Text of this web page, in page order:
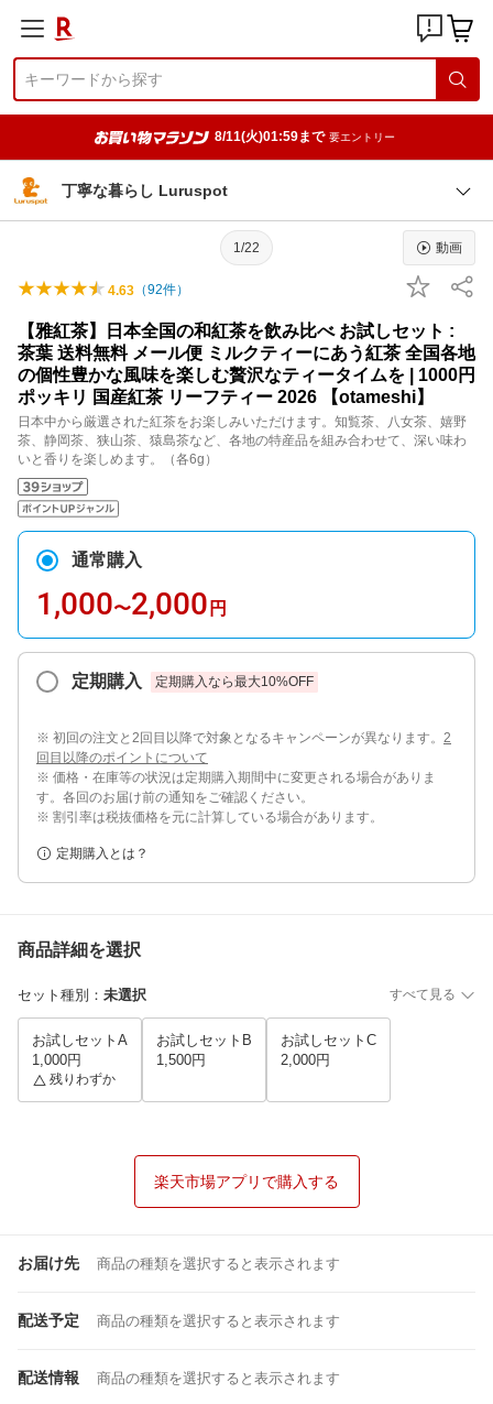
8/11(火)01:59まで 要エントリー
丁寧な暮らし Luruspot
1/22 動画
4.63 （92件）
【雅紅茶】日本全国の和紅茶を飲み比べ お試しセット :
茶葉 送料無料 メール便 ミルクティーにあう紅茶 全国各地
の個性豊かな風味を楽しむ贅沢なティータイムを | 1000円
ポッキリ 国産紅茶 リーフティー 2026 【otameshi】
日本中から厳選された紅茶をお楽しみいただけます。知覧茶、八女茶、嬉野
茶、静岡茶、狭山茶、猿島茶など、各地の特産品を組み合わせて、深い味わ
いと香りを楽しめます。（各6g）
通常購入
1,000〜2,000 円
定期購入 定期購入なら最大10%OFF
※ 初回の注文と2回目以降で対象となるキャンペーンが異なります。 2
回目以降のポイントについて
※ 価格・在庫等の状況は定期購入期間中に変更される場合がありま
す。各回のお届け前の通知をご確認ください。
※ 割引率は税抜価格を元に計算している場合があります。
定期購入とは？
商品詳細を選択
セット種別 ： 未選択 すべて見る
お試しセットA
1,000円
残りわずか
お試しセットB
1,500円
お試しセットC
2,000円
楽天市場アプリで購入する
お届け先 商品の種類を選択すると表示されます
配送予定 商品の種類を選択すると表示されます
配送情報 商品の種類を選択すると表示されます